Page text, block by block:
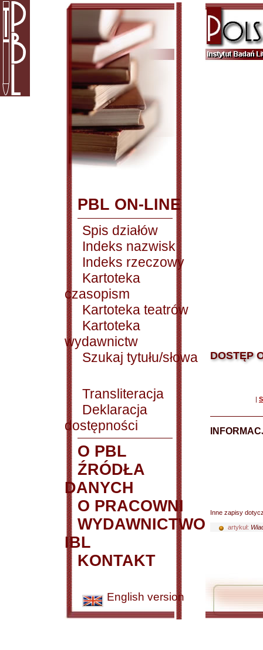
PBL ON-LINE
Spis działów
Indeks nazwisk
Indeks rzeczowy
Kartoteka
czasopism
Kartoteka teatrów
Kartoteka
wydawnictw
Szukaj tytułu/słowa
Transliteracja
Deklaracja
dostępności
O PBL
ŹRÓDŁA
DANYCH
O PRACOWNI
WYDAWNICTWO
IBL
KONTAKT
English version
DOSTĘP
|
Inne zapisy
artykuł: